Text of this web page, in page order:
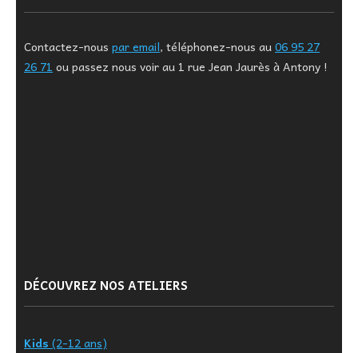
Contactez-nous par email, téléphonez-nous au06 95 27
26 71 ou passez nous voir au 1 rue Jean Jaurès à Antony !
DÉCOUVREZ NOS ATELIERS
Kids (2-12 ans)